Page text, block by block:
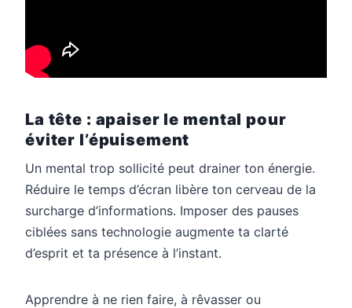
La tête : apaiser le mental pour
éviter l’épuisement
Un mental trop sollicité peut drainer ton énergie.
Réduire le temps d’écran libère ton cerveau de la
surcharge d’informations. Imposer des pauses
ciblées sans technologie augmente ta clarté
d’esprit et ta présence à l’instant.
Apprendre à ne rien faire, à rêvasser ou